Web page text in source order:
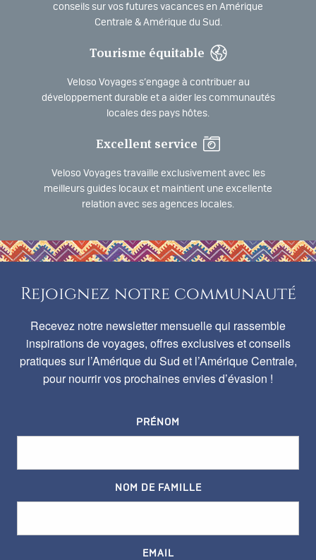
conseils sur vos futures vacances en Amérique
Centrale & Amérique du Sud.
Tourisme équitable
Veloso Voyages s’engage à contribuer au
développement durable et a aider les communautés
locales des pays hôtes.
Excellent service
Veloso Voyages travaille exclusivement avec les
meilleurs guides locaux et maintient une excellente
relation avec ses agences locales.
Rejoignez notre communauté
Recevez notre newsletter mensuelle qui rassemble
inspirations de voyages, offres exclusives et conseils
pratiques sur l’Amérique du Sud et l’Amérique Centrale,
pour nourrir vos prochaines envies d’évasion !
PRÉNOM
NOM DE FAMILLE
EMAIL